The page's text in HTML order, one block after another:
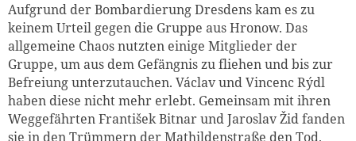
Aufgrund der Bombardierung Dresdens kam es zu
keinem Urteil gegen die Gruppe aus Hronow. Das
allgemeine Chaos nutzten einige Mitglieder der
Gruppe, um aus dem Gefängnis zu fliehen und bis zur
Befreiung unterzutauchen. Václav und Vincenc Rýdl
haben diese nicht mehr erlebt. Gemeinsam mit ihren
Weggefährten František Bitnar und Jaroslav Žid fanden
sie in den Trümmern der Mathildenstraße den Tod.